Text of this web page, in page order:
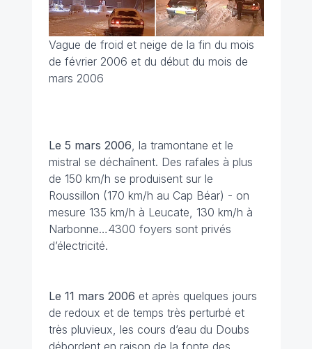
Vague de froid et neige de la fin du mois
de février 2006 et du début du mois de
mars 2006
Le 5 mars 2006, la tramontane et le
mistral se déchaînent. Des rafales à plus
de 150 km/h se produisent sur le
Roussillon (170 km/h au Cap Béar) - on
mesure 135 km/h à Leucate, 130 km/h à
Narbonne…4300 foyers sont privés
d’électricité.
Le 11 mars 2006 et après quelques jours
de redoux et de temps très perturbé et
très pluvieux, les cours d’eau du Doubs